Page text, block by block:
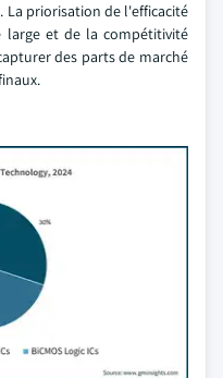
La priorisation de l'efficacité
large et de la compétitivité
des parts de marché